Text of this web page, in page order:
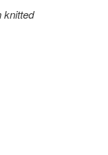
knitted